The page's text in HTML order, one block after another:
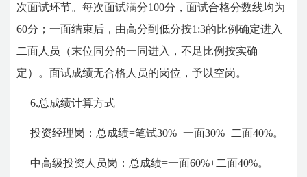
次面试环节。每次面试满分100分，面试合格分数线均为
60分；一面结束后，由高分到低分按1:3的比例确定进入
二面人员（末位同分的一同进入，不足比例按实确
定）。面试成绩无合格人员的岗位，予以空岗。
6.总成绩计算方式
投资经理岗：总成绩=笔试30%+一面30%+二面40%。
中高级投资人员岗：总成绩=一面60%+二面40%。